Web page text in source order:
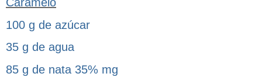
100 g de azúcar
35 g de agua
85 g de nata 35% mg